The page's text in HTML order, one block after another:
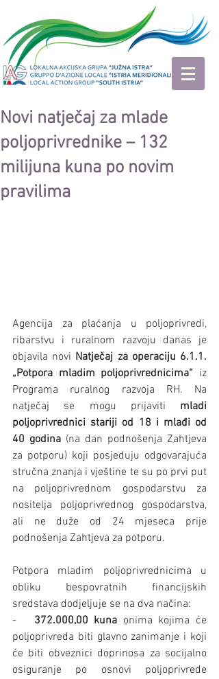
Novi natječaj za mlade
poljoprivrednike – 132
milijuna kuna po novim
pravilima
Agencija za plaćanja u poljoprivredi,
ribarstvu i ruralnom razvoju danas je
objavila novi Natječaj za operaciju 6.1.1.
„Potpora mladim poljoprivrednicima“ iz
Programa ruralnog razvoja RH. Na
natječaj se mogu prijaviti mladi
poljoprivrednici stariji od 18 i mlađi od
40 godina (na dan podnošenja Zahtjeva
za potporu) koji posjeduju odgovarajuća
stručna znanja i vještine te su po prvi put
na poljoprivrednom gospodarstvu za
nositelja poljoprivrednog gospodarstva,
ali ne duže od 24 mjeseca prije
podnošenja Zahtjeva za potporu.
Potpora mladim poljoprivrednicima u
obliku bespovratnih financijskih
sredstava dodjeljuje se na dva načina:
- 372.000,00 kuna onima kojima će
poljoprivreda biti glavno zanimanje i koji
će biti obveznici doprinosa za socijalno
osiguranje po osnovi poljoprivrede